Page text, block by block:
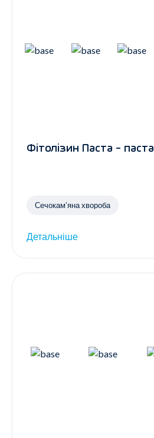
Фітолізин Паста - паста
Сечокам’яна хвороба
Детальніше